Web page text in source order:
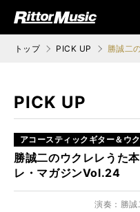
ジック (Rittor Musi
トップ PICK UP 勝誠二
PICK UP
アコースティックギター＆ウ
勝誠二のウクレレうた
レ・マガジンVol.24
演奏：勝